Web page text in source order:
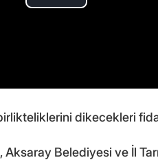
dikecekleri
Belediyesi ve İl